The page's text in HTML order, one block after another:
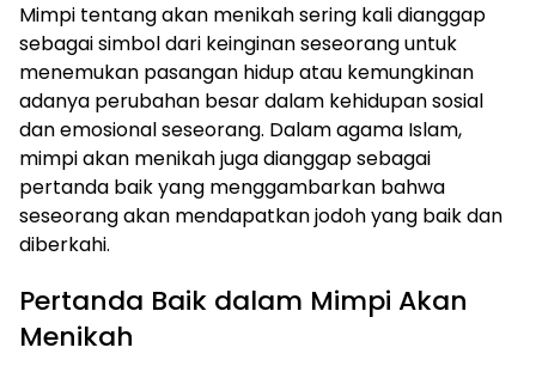
Mimpi tentang akan menikah sering kali dianggap
sebagai simbol dari keinginan seseorang untuk
menemukan pasangan hidup atau kemungkinan
adanya perubahan besar dalam kehidupan sosial
dan emosional seseorang. Dalam agama Islam,
mimpi akan menikah juga dianggap sebagai
pertanda baik yang menggambarkan bahwa
seseorang akan mendapatkan jodoh yang baik dan
diberkahi.
Pertanda Baik dalam Mimpi Akan
Menikah